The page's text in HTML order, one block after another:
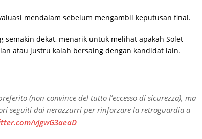
mendalam sebelum mengambil keputusan final.
semakin dekat, menarik untuk melihat apakah Solet
atau justru kalah bersaing dengan kandidat lain.
(non convince del tutto l’eccesso di sicurezza), ma
seguiti dai nerazzurri per rinforzare la retroguardia a
vJgwG3aeaD